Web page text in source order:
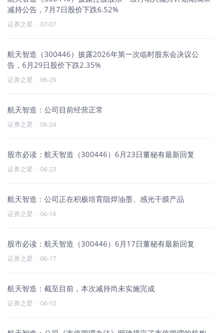
减持公告，7月7日股价下跌6.52%
证券之星 · 07-07
航天智造（300446）披露2026年第一次临时股东会决议公
告，6月29日股价下跌2.35%
证券之星 · 06-29
航天智造：公司目前经营正常
证券之星 · 06-24
股市必读：航天智造（300446）6月23日董秘有最新回复
证券之星 · 06-23
航天智造：公司正在积极培育阻焊油墨、感光干膜产品
证券之星 · 06-18
股市必读：航天智造（300446）6月17日董秘有最新回复
证券之星 · 06-17
航天智造：截至目前，本次减持尚未实施完成
证券之星 · 06-10